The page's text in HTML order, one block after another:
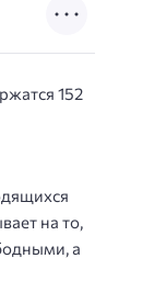
на то,
а